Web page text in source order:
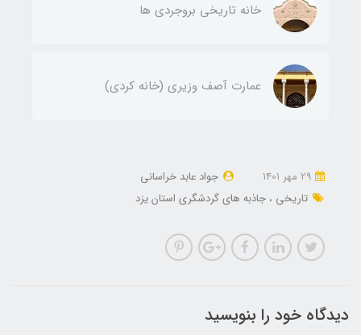
خانه تاریخی بروجردی ها
عمارت آصف وزیری (خانه کردی)
جواد عابد خراسانی
تاریخی
جاذبه های گردشگری استان یزد
دیدگاه خود را بنویسید